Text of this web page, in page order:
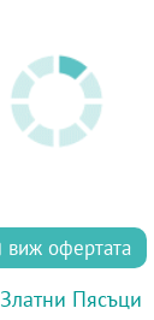
виж офертата
Златни Пясъци